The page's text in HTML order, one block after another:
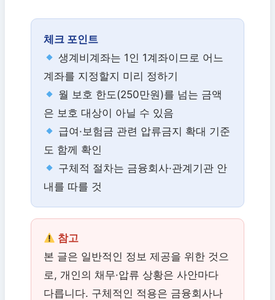
체크 포인트
생계비계좌는 1인 1계좌이므로 어느
계좌를 지정할지 미리 정하기
월 보호 한도(250만원)를 넘는 금액
은 보호 대상이 아닐 수 있음
급여·보험금 관련 압류금지 확대 기준
도 함께 확인
구체적 절차는 금융회사·관계기관 안
내를 따를 것
참고
본 글은 일반적인 정보 제공을 위한 것으
로, 개인의 채무·압류 상황은 사안마다
다릅니다. 구체적인 적용은 금융회사나